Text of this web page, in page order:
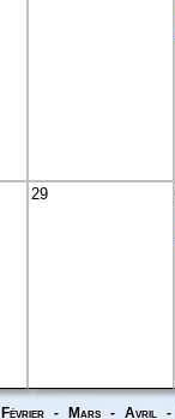
29
Février - Mars - Avril -